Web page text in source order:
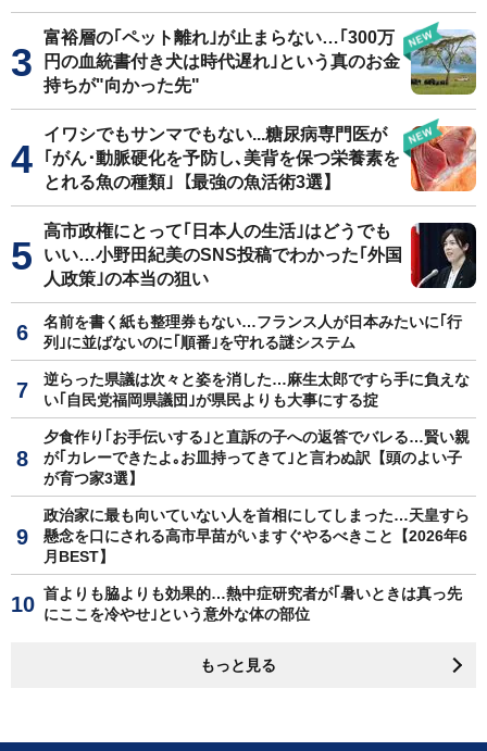
富裕層の｢ペット離れ｣が止まらない…｢300万
円の血統書付き犬は時代遅れ｣という真のお金
持ちが"向かった先"
イワシでもサンマでもない...糖尿病専門医が
｢がん･動脈硬化を予防し､美背を保つ栄養素を
とれる魚の種類｣【最強の魚活術3選】
高市政権にとって｢日本人の生活｣はどうでも
いい…小野田紀美のSNS投稿でわかった｢外国
人政策｣の本当の狙い
名前を書く紙も整理券もない…フランス人が日本みたいに｢行
列｣に並ばないのに｢順番｣を守れる謎システム
逆らった県議は次々と姿を消した…麻生太郎ですら手に負えな
い｢自民党福岡県議団｣が県民よりも大事にする掟
夕食作り｢お手伝いする｣と直訴の子への返答でバレる…賢い親
が｢カレーできたよ｡お皿持ってきて｣と言わぬ訳【頭のよい子
が育つ家3選】
政治家に最も向いていない人を首相にしてしまった…天皇すら
懸念を口にされる高市早苗がいますぐやるべきこと【2026年6
月BEST】
首よりも脇よりも効果的…熱中症研究者が｢暑いときは真っ先
にここを冷やせ｣という意外な体の部位
もっと見る